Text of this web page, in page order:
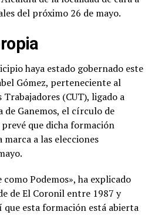
del próximo 26 de mayo.
haya estado gobernado este
Gómez, perteneciente al
(CUT), ligado a
de Ganemos, el círculo de
que dicha formación
a las elecciones
como Podemos», ha explicado
de El Coronil entre 1987 y
que esta formación está abierta